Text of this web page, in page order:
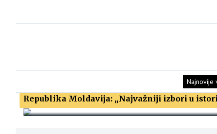
Najnovije
Republika Moldavija: „Najvažniji izbori u